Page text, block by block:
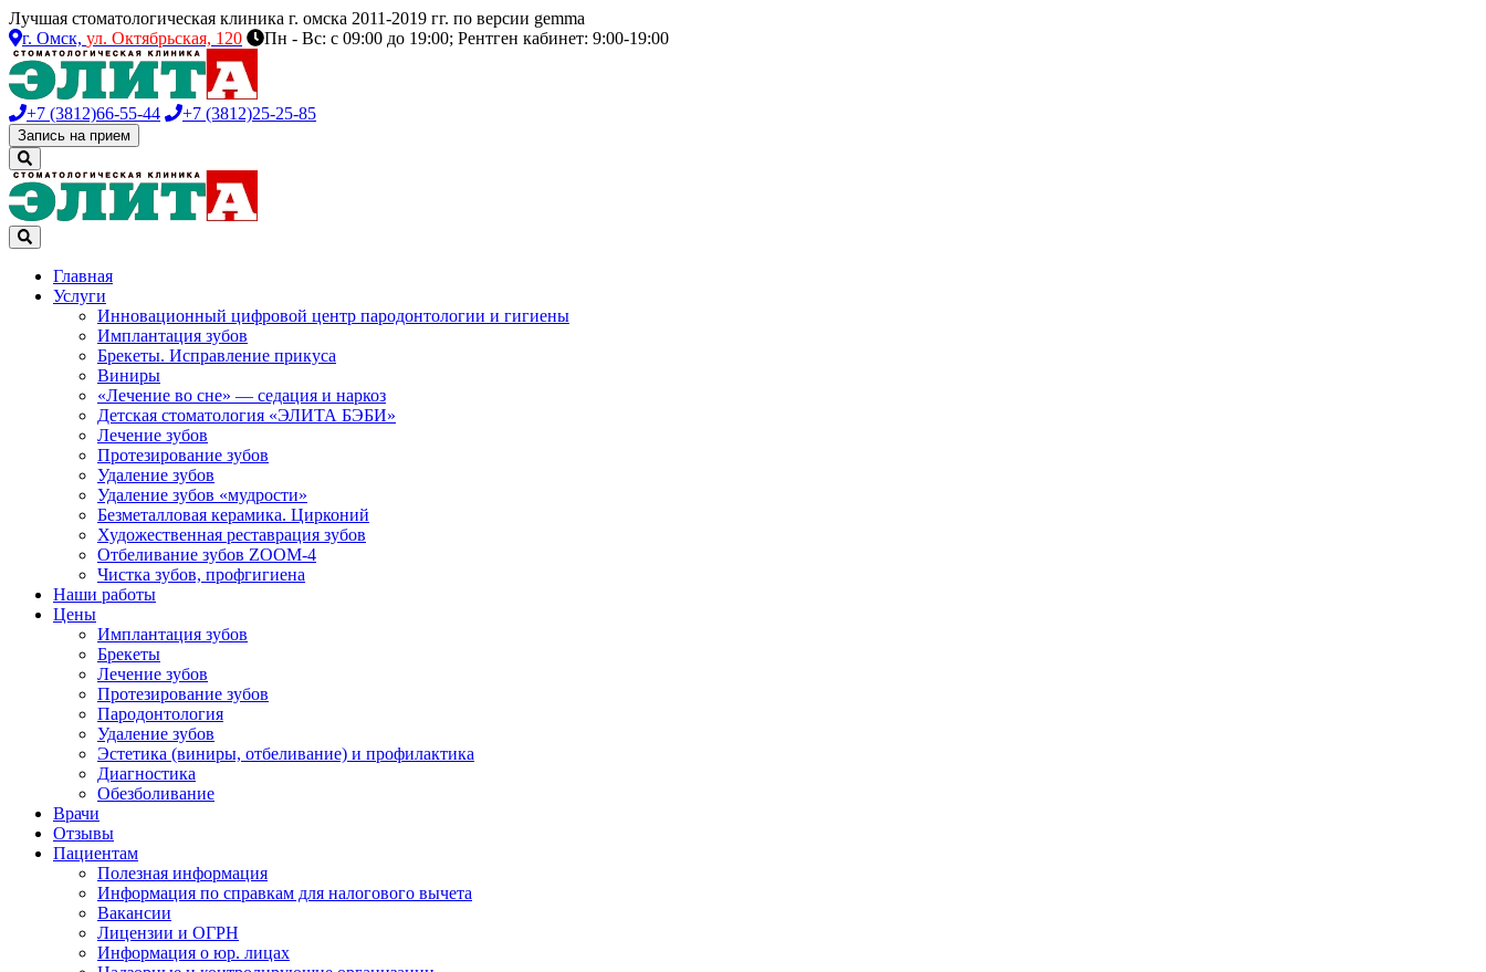
Лучшая стоматологическая клиника г. омска 2011-2019 гг. по версии gemma
г. Омск, ул. Октябрьская, 120 Пн - Вс: с 09:00 до 19:00; Рентген кабинет: 9:00-19:00
+7 (3812)66-55-44 +7 (3812)25-25-85
Запись на прием
Главная
Услуги
Инновационный цифровой центр пародонтологии и гигиены
Имплантация зубов
Брекеты. Исправление прикуса
Виниры
«Лечение во сне» — седация и наркоз
Детская стоматология «ЭЛИТА БЭБИ»
Лечение зубов
Протезирование зубов
Удаление зубов
Удаление зубов «мудрости»
Безметалловая керамика. Цирконий
Художественная реставрация зубов
Отбеливание зубов ZOOM-4
Чистка зубов, профгигиена
Наши работы
Цены
Имплантация зубов
Брекеты
Лечение зубов
Протезирование зубов
Пародонтология
Удаление зубов
Эстетика (виниры, отбеливание) и профилактика
Диагностика
Обезболивание
Врачи
Отзывы
Пациентам
Полезная информация
Информация по справкам для налогового вычета
Вакансии
Лицензии и ОГРН
Информация о юр. лицах